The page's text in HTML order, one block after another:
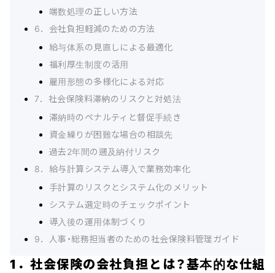
端数処理の正しい方法
6．会社負担軽減のための方法
給与体系の見直しによる最適化
福利厚生制度の活用
雇用形態の多様化による対応
7．社会保険料滞納のリスクと対処法
滞納時のペナルティと督促手続き
資金繰りが困難な場合の相談先
過去2年間の遡及納付リスク
8．給与計算システム導入で業務効率化
手計算のリスクとシステム化のメリット
システム選定時のチェックポイント
導入後の運用体制づくり
9．人事・総務担当者のための社会保険料管理ガイド
1．社会保険の会社負担とは？基本的な仕組